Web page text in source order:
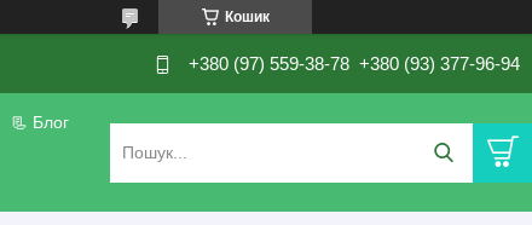
Кошик
+380 (97) 559-38-78 +380 (93) 377-96-94
📃 Блог